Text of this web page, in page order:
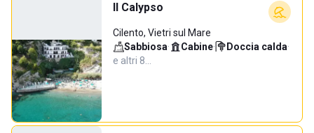
Il Calypso
Cilento, Vietri sul Mare
Sabbiosa· Cabine· Doccia calda·
e altri 8…